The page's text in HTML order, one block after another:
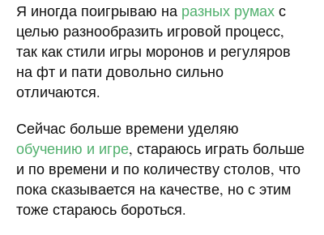
Я иногда поигрываю на разных румах с
целью разнообразить игровой процесс,
так как стили игры моронов и регуляров
на фт и пати довольно сильно
отличаются.
Сейчас больше времени уделяю
обучению и игре, стараюсь играть больше
и по времени и по количеству столов, что
пока сказывается на качестве, но с этим
тоже стараюсь бороться.